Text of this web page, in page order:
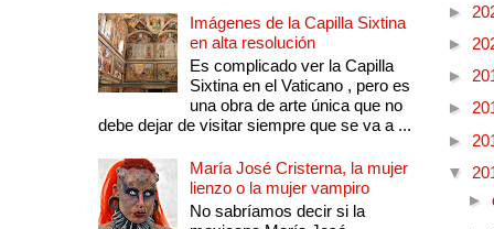
Imágenes de la Capilla Sixtina
en alta resolución
Es complicado ver la Capilla
Sixtina en el Vaticano , pero es
una obra de arte única que no
debe dejar de visitar siempre que se va a ...
María José Cristerna, la mujer
lienzo o la mujer vampiro
No sabríamos decir si la
►
►
►
►
►
▼
►